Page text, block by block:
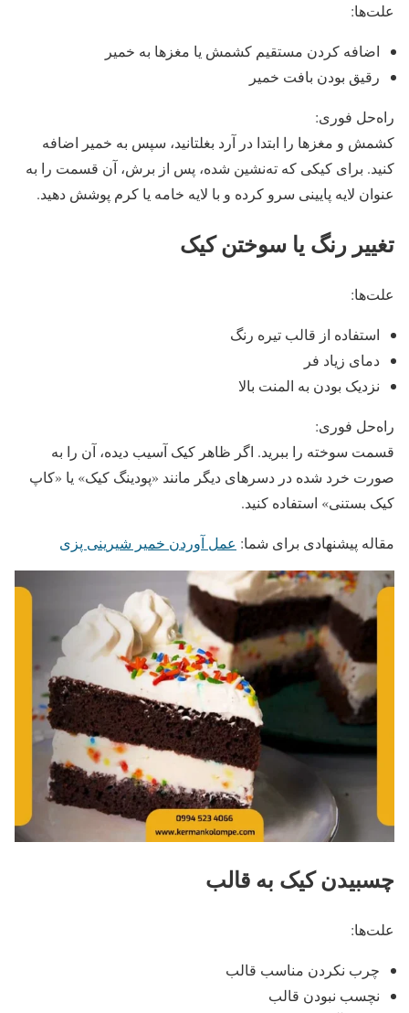
علت‌ها:
اضافه کردن مستقیم کشمش یا مغزها به خمیر
رقیق بودن بافت خمیر
راه‌حل فوری:
کشمش و مغزها را ابتدا در آرد بغلتانید، سپس به خمیر اضافه
کنید. برای کیکی که ته‌نشین شده، پس از برش، آن قسمت را به
عنوان لایه پایینی سرو کرده و با لایه خامه یا کرم پوشش دهید.
تغییر رنگ یا سوختن کیک
علت‌ها:
استفاده از قالب تیره رنگ
دمای زیاد فر
نزدیک بودن به المنت بالا
راه‌حل فوری:
قسمت سوخته را ببرید. اگر ظاهر کیک آسیب دیده، آن را به
صورت خرد شده در دسرهای دیگر مانند «پودینگ کیک» یا «کاپ
کیک بستنی» استفاده کنید.
مقاله پیشنهادی برای شما: عمل آوردن خمیر شیرینی پزی
چسبیدن کیک به قالب
علت‌ها:
چرب نکردن مناسب قالب
نچسب نبودن قالب